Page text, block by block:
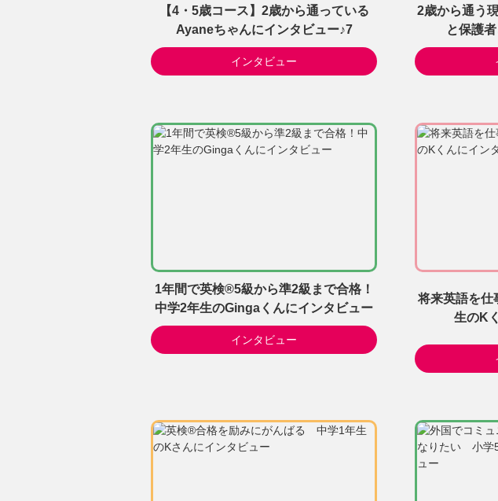
【4・5歳コース】2歳から通っている
Ayaneちゃんにインタビュー♪7
インタビュー
2歳から通う
と保護
1年間で英検®5級から準2級まで合格！
中学2年生のGingaくんにインタビュー
インタビュー
将来英語を
生のK